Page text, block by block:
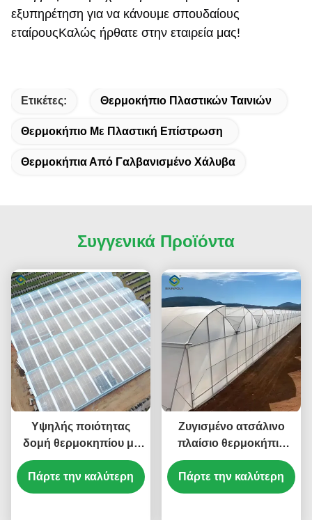
εξυπηρέτηση για να κάνουμε σπουδαίους
εταίρουςΚαλώς ήρθατε στην εταιρεία μας!
Ετικέτες: Θερμοκήπιο Πλαστικών Ταινιών
Θερμοκήπιο Με Πλαστική Επίστρωση
Θερμοκήπια Από Γαλβανισμένο Χάλυβα
Συγγενικά Προϊόντα
Υψηλής ποιότητας
δομή θερμοκηπίου με
πλαστική μεμβράνη
Morden για την
εμπορική γεωργία
Πάρτε την καλύτερη
Ζυγισμένο ατσάλινο
πλαίσιο θερμοκήπιο
πολυδιάστατο
θερμοκήπιο Φώτο που
καλύπτει το χώρο
Πάρτε την καλύτερη